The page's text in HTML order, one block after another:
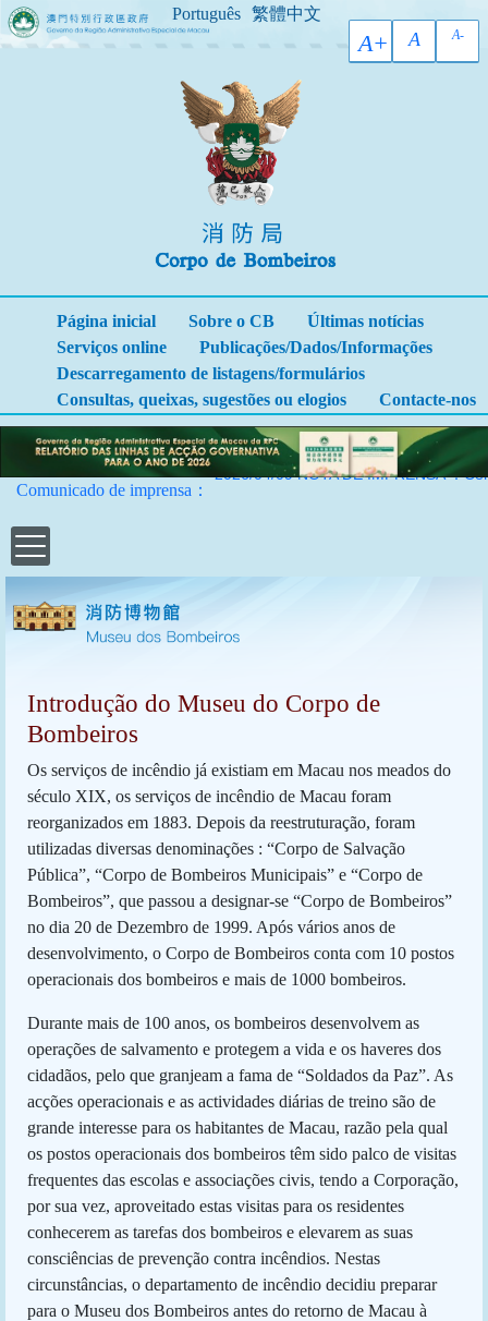
A-
A
A+
Português 繁體中文
Página inicial Sobre o CB
Últimas notícias
Serviços online
Publicações/Dados/Informações
Descarregamento de listagens/formulários
Consultas, queixas, sugestões ou elogios
Contacte-nos
Comunicado de imprensa：
a polícia e a população
dos novos bombeiros 2026/04/09 NOTA DE IMPRENSA ：
Introdução do Museu do Corpo de
Bombeiros
Os serviços de incêndio já existiam em Macau nos meados do
século XIX, os serviços de incêndio de Macau foram
reorganizados em 1883. Depois da reestruturação, foram
utilizadas diversas denominações : “Corpo de Salvação
Pública”, “Corpo de Bombeiros Municipais” e “Corpo de
Bombeiros”, que passou a designar-se “Corpo de Bombeiros”
no dia 20 de Dezembro de 1999. Após vários anos de
desenvolvimento, o Corpo de Bombeiros conta com 10 postos
operacionais dos bombeiros e mais de 1000 bombeiros.
Durante mais de 100 anos, os bombeiros desenvolvem as
operações de salvamento e protegem a vida e os haveres dos
cidadãos, pelo que granjeam a fama de “Soldados da Paz”. As
acções operacionais e as actividades diárias de treino são de
grande interesse para os habitantes de Macau, razão pela qual
os postos operacionais dos bombeiros têm sido palco de visitas
frequentes das escolas e associações civis, tendo a Corporação,
por sua vez, aproveitado estas visitas para os residentes
conhecerem as tarefas dos bombeiros e elevarem as suas
consciências de prevenção contra incêndios. Nestas
circunstâncias, o departamento de incêndio decidiu preparar
para o Museu dos Bombeiros antes do retorno de Macau à